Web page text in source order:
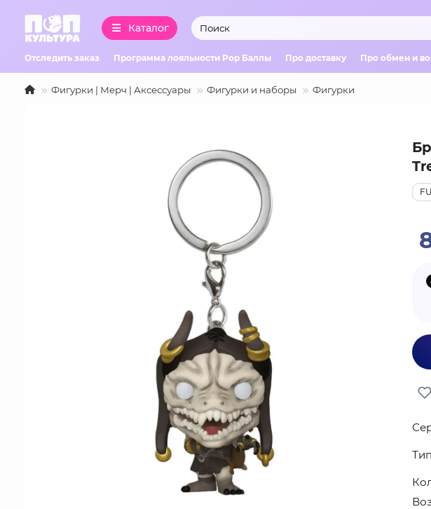
Каталог
Отследить заказ Программа лояльности Pop Баллы Про доставку Про обмен и
Фигурки | Мерч | Аксессуары Фигурки и наборы Фигурки